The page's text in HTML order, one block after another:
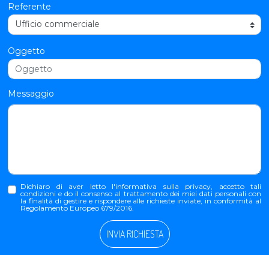
Referente
Oggetto
Messaggio
Dichiaro di aver letto l'informativa sulla privacy, accetto tali
condizioni e do il consenso al trattamento dei miei dati personali con
la finalità di gestire e rispondere alle richieste inviate, in conformità al
Regolamento Europeo 679/2016.
INVIA RICHIESTA